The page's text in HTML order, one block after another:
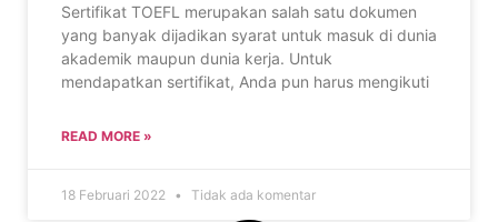
Sertifikat TOEFL merupakan salah satu dokumen
yang banyak dijadikan syarat untuk masuk di dunia
akademik maupun dunia kerja. Untuk
mendapatkan sertifikat, Anda pun harus mengikuti
READ MORE »
18 Februari 2022 Tidak ada komentar